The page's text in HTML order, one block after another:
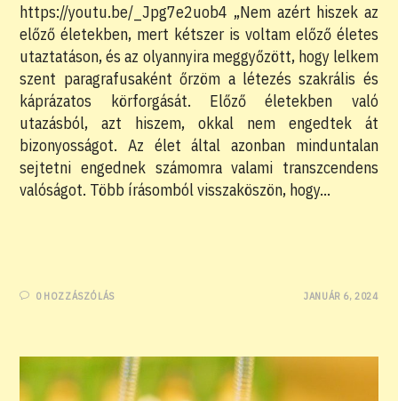
https://youtu.be/_Jpg7e2uob4 „Nem azért hiszek az
előző életekben, mert kétszer is voltam előző életes
utaztatáson, és az olyannyira meggyőzött, hogy lelkem
szent paragrafusaként őrzöm a létezés szakrális és
káprázatos körforgását. Előző életekben való
utazásból, azt hiszem, okkal nem engedtek át
bizonyosságot. Az élet által azonban minduntalan
sejtetni engednek számomra valami transzcendens
valóságot. Több írásomból visszaköszön, hogy…
0 HOZZÁSZÓLÁS JANUÁR 6, 2024